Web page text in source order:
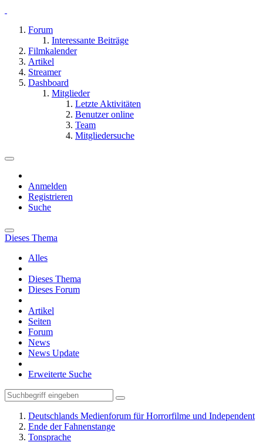
Forum
Interessante Beiträge
Filmkalender
Artikel
Streamer
Dashboard
Mitglieder
Letzte Aktivitäten
Benutzer online
Team
Mitgliedersuche
Anmelden
Registrieren
Suche
Dieses Thema
Alles
Dieses Thema
Dieses Forum
Artikel
Seiten
Forum
News
News Update
Erweiterte Suche
Deutschlands Medienforum für Horrorfilme und Independent
Ende der Fahnenstange
Tonsprache